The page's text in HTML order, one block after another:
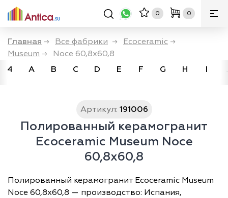
0 0
Главная → Все фабрики → Ecoceramic →
Museum →
Noce 60,8x60,8
4
A B C D E F G H I
Артикул: 191006
Полированный керамогранит
Ecoceramic Museum Noce
60,8x60,8
Полированный керамогранит Ecoceramic Museum
Noce 60,8x60,8 — производство: Испания,